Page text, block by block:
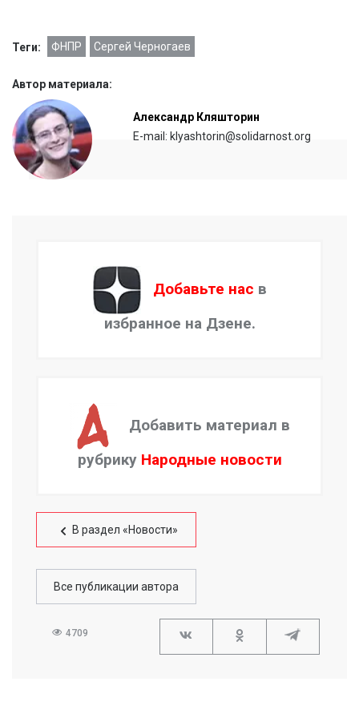
Теги: ФНПР Сергей Черногаев
Автор материала:
Александр Кляшторин
E-mail: klyashtorin@solidarnost.org
Добавьте нас в
избранное на Дзене.
Добавить материал в
рубрику Народные новости
В раздел «Новости»
Все публикации автора
4709